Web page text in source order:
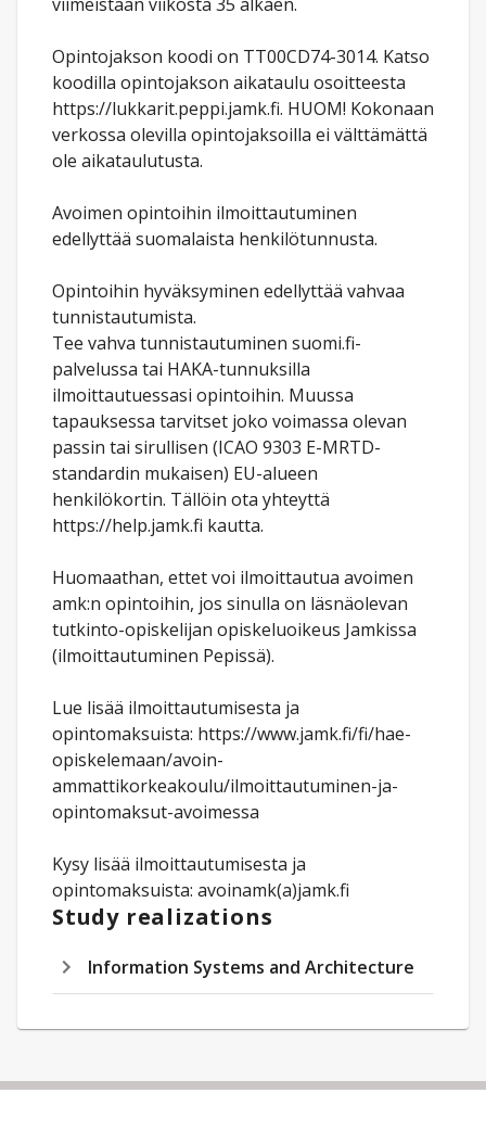
Opintojakson koodi on TT00CD74-3014. Katso
koodilla opintojakson aikataulu osoitteesta
https://lukkarit.peppi.jamk.fi. HUOM! Kokonaan
verkossa olevilla opintojaksoilla ei välttämättä
ole aikataulutusta.
Avoimen opintoihin ilmoittautuminen
edellyttää suomalaista henkilötunnusta.
Opintoihin hyväksyminen edellyttää vahvaa
tunnistautumista.
Tee vahva tunnistautuminen suomi.fi-
palvelussa tai HAKA-tunnuksilla
ilmoittautuessasi opintoihin. Muussa
tapauksessa tarvitset joko voimassa olevan
passin tai sirullisen (ICAO 9303 E-MRTD-
standardin mukaisen) EU-alueen
henkilökortin. Tällöin ota yhteyttä
https://help.jamk.fi kautta.
Huomaathan, ettet voi ilmoittautua avoimen
amk:n opintoihin, jos sinulla on läsnäolevan
tutkinto-opiskelijan opiskeluoikeus Jamkissa
(ilmoittautuminen Pepissä).
Lue lisää ilmoittautumisesta ja
opintomaksuista: https://www.jamk.fi/fi/hae-
opiskelemaan/avoin-
ammattikorkeakoulu/ilmoittautuminen-ja-
opintomaksut-avoimessa
Kysy lisää ilmoittautumisesta ja
opintomaksuista: avoinamk(a)jamk.fi
Study realizations
Information Systems and Architecture